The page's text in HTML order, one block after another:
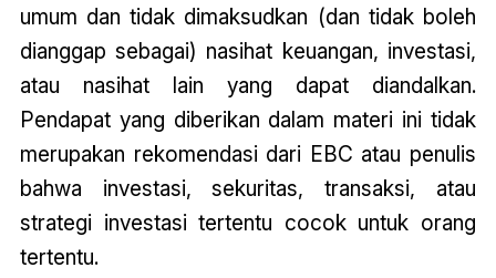
umum dan tidak dimaksudkan (dan tidak boleh
dianggap sebagai) nasihat keuangan, investasi,
atau nasihat lain yang dapat diandalkan.
Pendapat yang diberikan dalam materi ini tidak
merupakan rekomendasi dari EBC atau penulis
bahwa investasi, sekuritas, transaksi, atau
strategi investasi tertentu cocok untuk orang
tertentu.